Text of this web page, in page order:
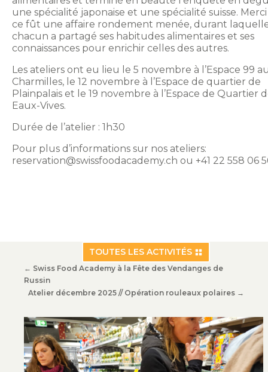
une spécialité japonaise et une spécialité suisse.
ce fût une affaire rondement menée, durant
chacun a partagé ses habitudes alimentaires et ses
connaissances pour enrichir celles des autres.
Les ateliers ont eu lieu le 5 novembre à l’Espace 99
Charmilles, le 12 novembre à l’Espace de quartier de
Plainpalais et le 19 novembre à l’Espace de Quartier
Eaux-Vives.
Durée de l’atelier : 1h30
Pour plus d’informations sur nos ateliers:
reservation@swissfoodacademy.ch ou +41 22 558 06
TOUTES LES ACTIVITÉS
← Swiss Food Academy à la Fête des Vendanges de
Russin
Atelier décembre 2025 // Opération rouleaux polaires →